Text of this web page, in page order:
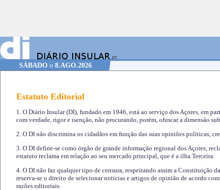
SÁBADOo 8.AGO.2026
Estatuto Editorial
1. O Diário Insular (DI), fundado em 1946, está ao serviço dos Açores, em
com verdade, rigor e isenção, não procurando, porém, ofuscar a dimensão
2. O DI não discrimina os cidadãos em função das suas opiniões políticas,
3. O DI define-se como órgão de grande informação regional dos Açores,
estatuto reclama em relação ao seu mercado principal, que é a ilha Terceira.
4. O DI não faz qualquer tipo de censura, respeitando assim a Constituição
reserva-se o direito de selecionar notícias e artigos de opinião de acordo
razões editoriais.